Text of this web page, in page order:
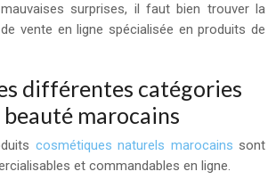
surprises, il faut bien trouver la
vente en ligne spécialisée en produits de
différentes catégories
marocains
cosmétiques naturels marocains sont
et commandables en ligne.